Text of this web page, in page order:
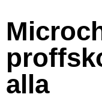
alla